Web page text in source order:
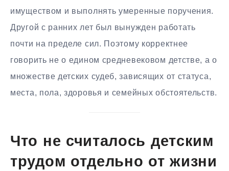
имуществом и выполнять умеренные поручения.
Другой с ранних лет был вынужден работать
почти на пределе сил. Поэтому корректнее
говорить не о едином средневековом детстве, а о
множестве детских судеб, зависящих от статуса,
места, пола, здоровья и семейных обстоятельств.
Что не считалось детским
трудом отдельно от жизни